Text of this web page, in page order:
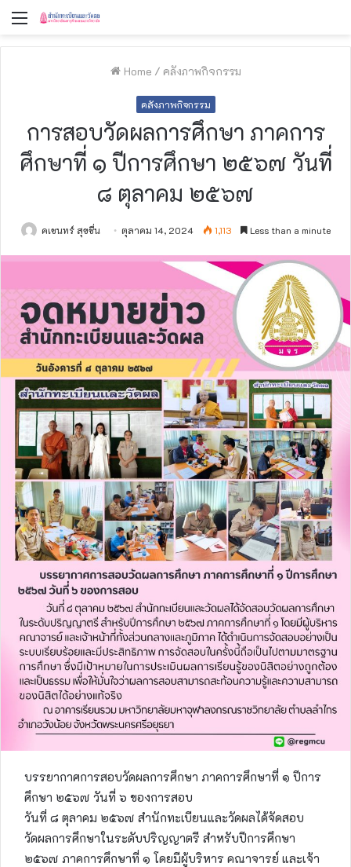
Menu
Home / คลังภาพกิจกรรม
คลังภาพกิจกรรม
การสอบวัดผลการศึกษา ภาคการ
ศึกษาที่ ๑ ปีการศึกษา ๒๕๖๗ วันที่
๘ ตุลาคม ๒๕๖๗
คเชนทร์ สุขชื่น ตุลาคม 14, 2024 1,113 Less than a minute
บรรยากาศการสอบวัดผลการศึกษา ภาคการศึกษาที่ ๑ ปีการ
ศึกษา ๒๕๖๗ วันที่ ๖ ของการสอบ
วันที่ ๘ ตุลาคม ๒๕๖๗ สำนักทะเบียนและวัดผลได้จัดสอบ
วัดผลการศึกษาในระดับปริญญาตรี สำหรับปีการศึกษา
๒๕๖๗ ภาคการศึกษาที่ ๑ โดยมีผู้บริหาร คณาจารย์ และเจ้า